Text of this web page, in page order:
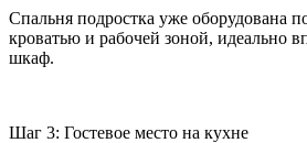
Спальня подростка уже оборудована
кроватью и рабочей зоной, идеально
шкаф.
Шаг 3: Гостевое место на кухне